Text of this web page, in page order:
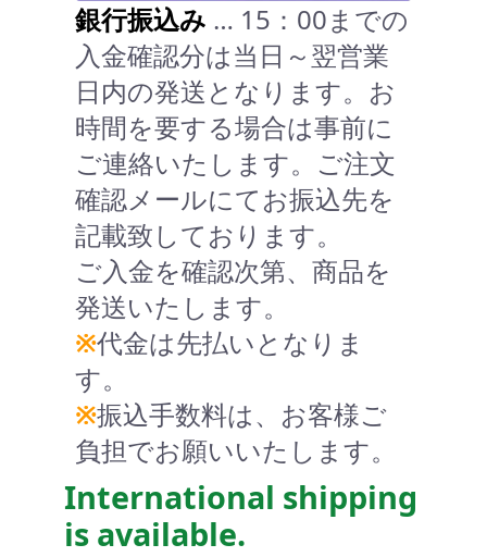
銀行振込み … 15：00までの
入金確認分は当日～翌営業
日内の発送となります。お
時間を要する場合は事前に
ご連絡いたします。ご注文
確認メールにてお振込先を
記載致しております。
ご入金を確認次第、商品を
発送いたします。
※代金は先払いとなりま
す。
※振込手数料は、お客様ご
負担でお願いいたします。
International shipping
is available.